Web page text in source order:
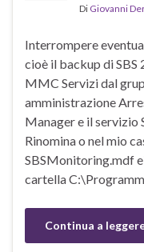
Di Giovanni
Interrompere
cioè il backup di
MMC Servizi dal
amministrazione
Manager e il servizio
Rinomina o nel mio
SBSMonitoring.mdf
cartella
Continua a